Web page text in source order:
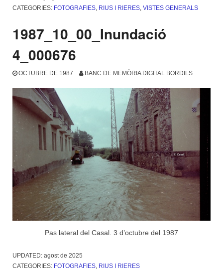
CATEGORIES: FOTOGRAFIES RIUS I RIERES VISTES GENERALS
1987_10_00_Inundació
4_000676
OCTUBRE DE 1987 BANC DE MEMÒRIA DIGITAL BORDILS
Pas lateral del Casal. 3 d’octubre del 1987
UPDATED: agost de 2025
CATEGORIES: FOTOGRAFIES RIUS I RIERES